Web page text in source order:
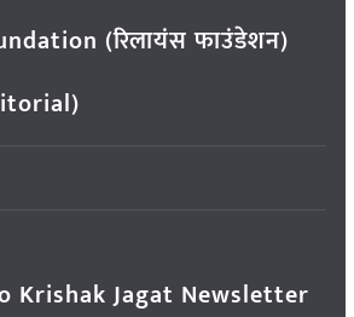
(रिलायंस फाउंडेशन)
Krishak Jagat Newsletter